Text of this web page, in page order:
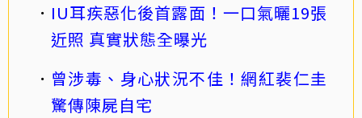
IU耳疾惡化後首露面！一口氣曬19張
近照 真實狀態全曝光
曾涉毒、身心狀況不佳！網紅裴仁圭
驚傳陳屍自宅